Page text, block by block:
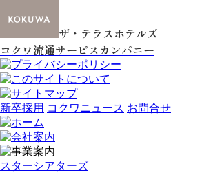
ザ・テラスホテルズ
コクワ流通サービスカンパニー
新卒採用 コクワニュース お問合せ
スターシアターズ